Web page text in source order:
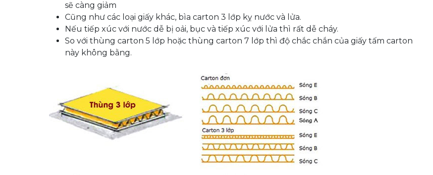
sẽ càng giảm
Cũng như các loại giấy khác, bìa carton 3 lớp kỵ nước và lửa.
Nếu tiếp xúc với nước dễ bị oải, bục và tiếp xúc với lửa thì rất dễ cháy.
So với thùng carton 5 lớp hoặc thùng carton 7 lớp thì độ chắc chắn của giấy tấm carton
này không bằng.